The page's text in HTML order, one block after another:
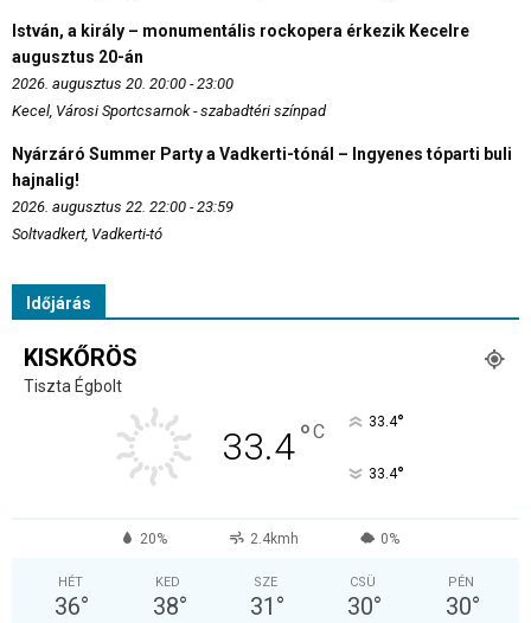
István, a király – monumentális rockopera érkezik Kecelre
augusztus 20-án
2026. augusztus 20. 20:00 - 23:00
Kecel, Városi Sportcsarnok - szabadtéri színpad
Nyárzáró Summer Party a Vadkerti-tónál – Ingyenes tóparti buli
hajnalig!
2026. augusztus 22. 22:00 - 23:59
Soltvadkert, Vadkerti-tó
Időjárás
KISKŐRÖS
Tiszta Égbolt
33.4°C 33.4°
33.4°
20% 2.4kmh 0%
HÉT
36°
KED
38°
SZE
31 °
CSÜ
30°
PÉN
30°